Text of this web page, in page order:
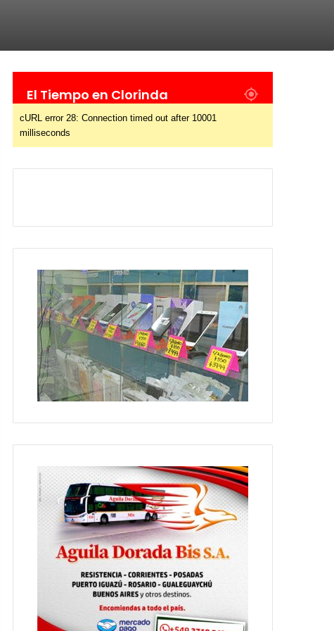
El Tiempo en Clorinda
cURL error 28: Connection timed out after 10001
milliseconds